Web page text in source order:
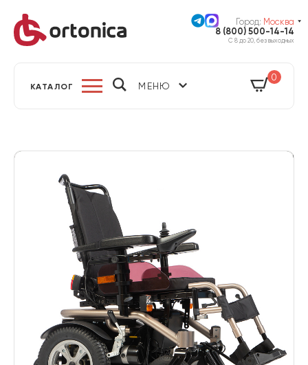
Город: Москва
8 (800) 500-14-14
С 8 до 20, без выходных
КАТАЛОГ МЕНЮ
0